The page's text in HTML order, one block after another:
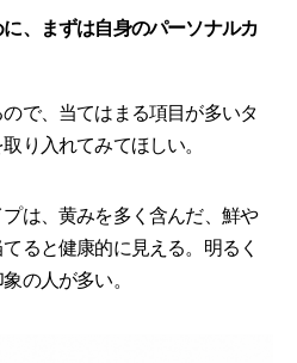
、まずは自身のパーソナルカ
で、当てはまる項目が多いタ
り入れてみてほしい。
は、黄みを多く含んだ、鮮や
ると健康的に見える。明るく
の人が多い。